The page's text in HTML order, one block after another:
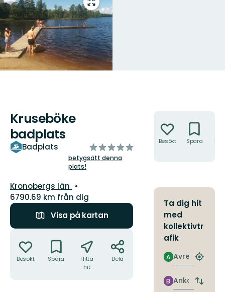
Gå
till
helskärmsläge
Kruseböke
badplats
Badplats
av
5
betygsätt denna
plats!
Län:
Kronobergs län
6790.69 km från dig
Visa på kartan
Besökt Spara
Hitta
hit
Dela
Besökt Spara
Ta dig hit
med
kollektivtr
afik
Avresa
A
Hitta
Ankomst
B
Byt